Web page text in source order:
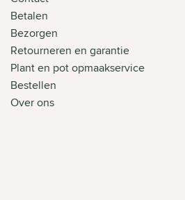
Betalen
Bezorgen
Retourneren en garantie
Plant en pot opmaakservice
Bestellen
Over ons